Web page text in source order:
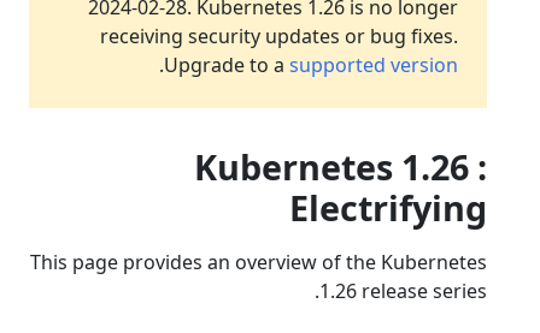
2024-02-28. Kubernetes 1.26 is no longer
receiving security updates or bug fixes.
Upgrade to a supported version
.
Kubernetes 1.26 :
Electrifying
This page provides an overview of the Kubernetes
1.26 release series.